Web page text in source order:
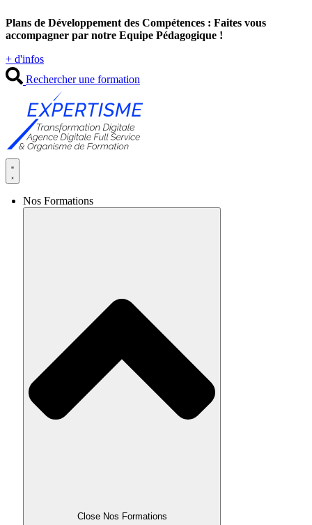
au
contenu
Plans de Développement des Compétences : Faites vous
accompagner par notre Equipe Pédagogique !
+ d'infos
Rechercher une formation
Nos Formations
Close Nos Formations